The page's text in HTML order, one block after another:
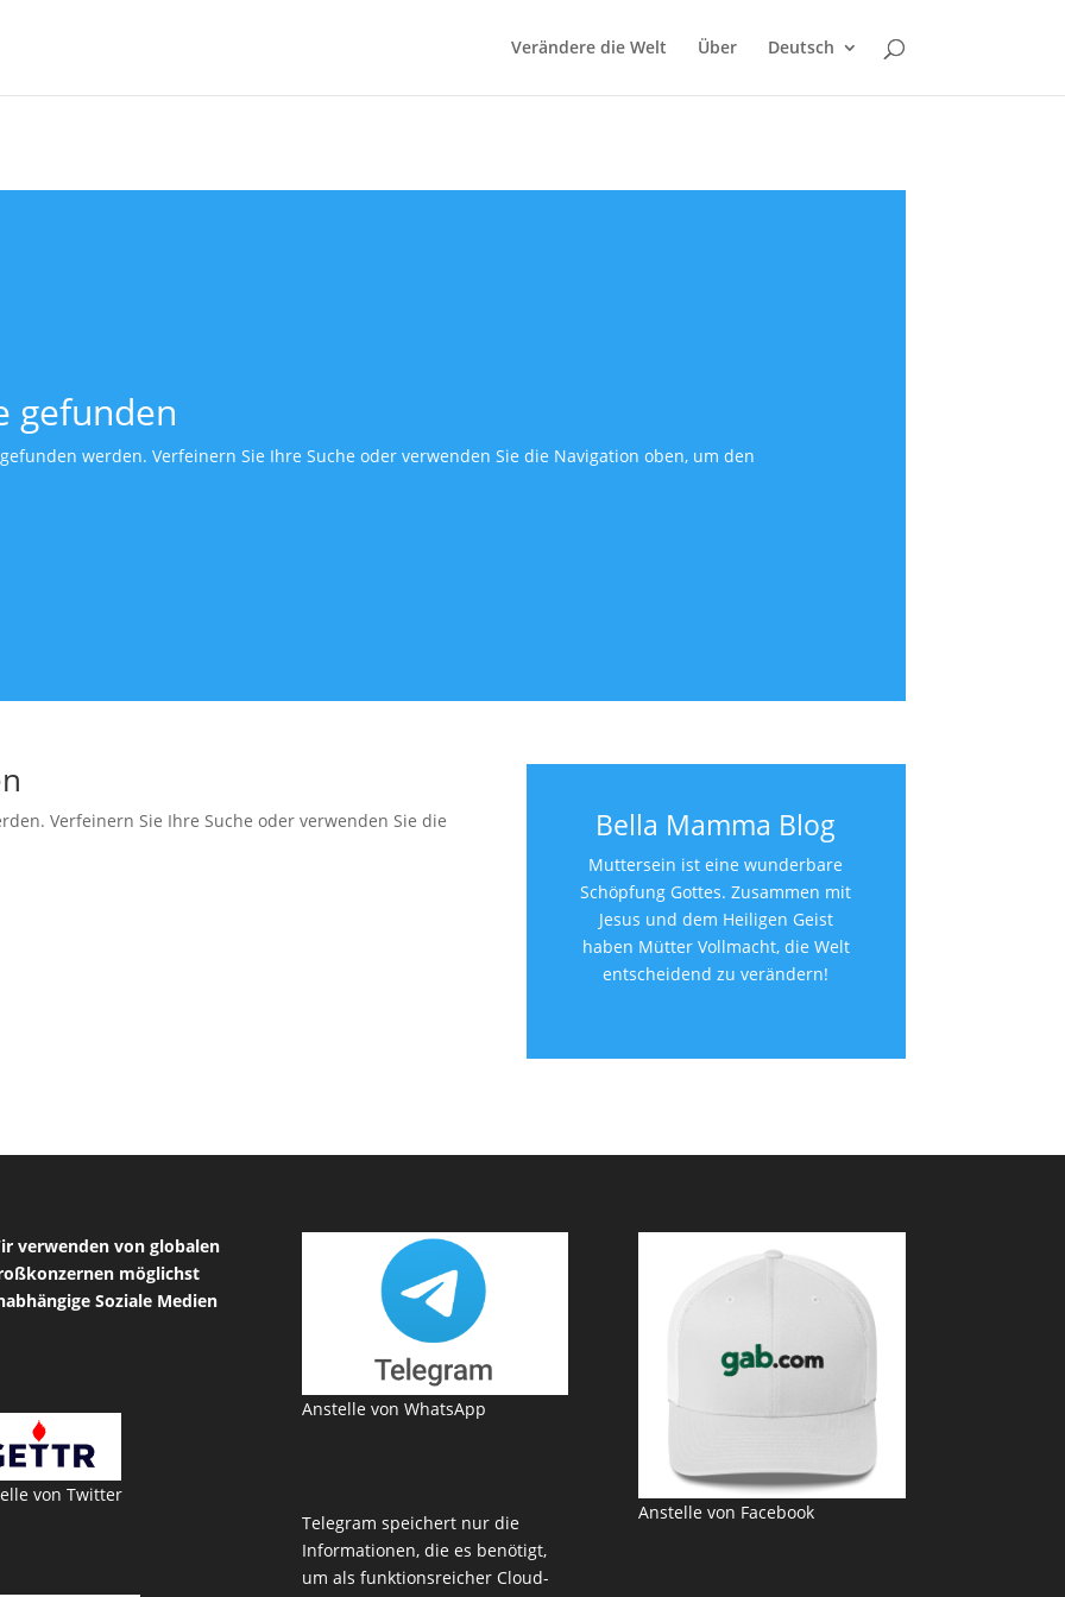
Verändere die Welt Über Deutsch
gefunden
werden. Verfeinern Sie Ihre Suche oder verwenden Sie die Navigation oben, um den
Verfeinern Sie Ihre Suche oder verwenden Sie die Bella Mamma Blog
Muttersein ist eine wunderbare
Schöpfung Gottes. Zusammen mit
Jesus und dem Heiligen Geist
haben Mütter Vollmacht, die Welt
entscheidend zu verändern!
verwenden von globalen
möglichst
Soziale Medien
von Twitter
Anstelle von WhatsApp
Telegram speichert nur die
Informationen, die es benötigt,
um als funktionsreicher Cloud-
Anstelle von Facebook